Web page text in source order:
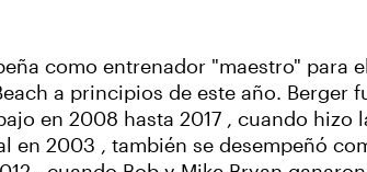
como entrenador "maestro"
a principios de este año. Berger
en 2008 hasta 2017 , cuando
en 2003 , también se desempeñó